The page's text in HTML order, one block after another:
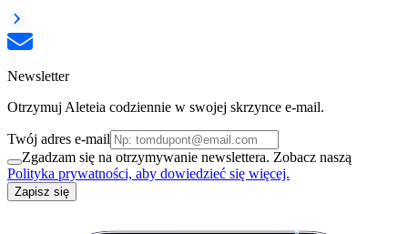
Newsletter
Otrzymuj Aleteia codziennie w swojej skrzynce e-mail.
Twój adres e-mail
Zgadzam się na otrzymywanie newslettera. Zobacz naszą
Polityka prywatności, aby dowiedzieć się więcej.
Zapisz się